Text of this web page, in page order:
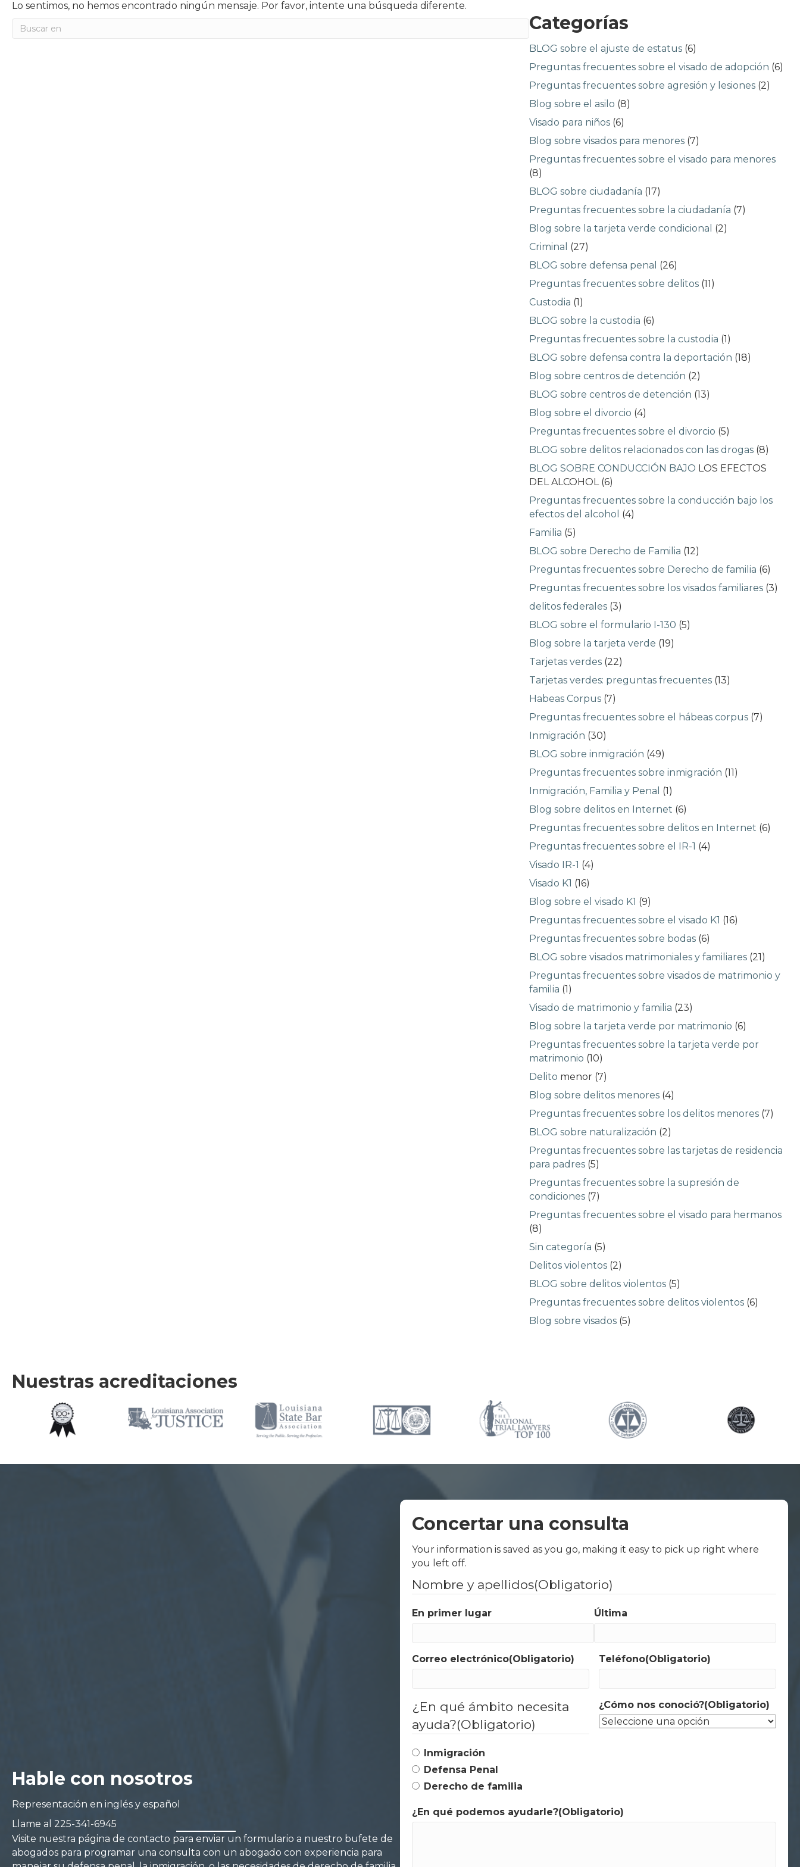
Lo sentimos, no hemos encontrado ningún mensaje. Por favor, intente una búsqueda diferente.
Categorías
BLOG sobre el ajuste de estatus (6)
Preguntas frecuentes sobre el visado de adopción (6)
Preguntas frecuentes sobre agresión y lesiones (2)
Blog sobre el asilo (8)
Visado para niños (6)
Blog sobre visados para menores (7)
Preguntas frecuentes sobre el visado para menores
(8)
BLOG sobre ciudadanía (17)
Preguntas frecuentes sobre la ciudadanía (7)
Blog sobre la tarjeta verde condicional (2)
Criminal (27)
BLOG sobre defensa penal (26)
Preguntas frecuentes sobre delitos (11)
Custodia (1)
BLOG sobre la custodia (6)
Preguntas frecuentes sobre la custodia (1)
BLOG sobre defensa contra la deportación (18)
Blog sobre centros de detención (2)
BLOG sobre centros de detención (13)
Blog sobre el divorcio (4)
Preguntas frecuentes sobre el divorcio (5)
BLOG sobre delitos relacionados con las drogas (8)
BLOG SOBRE CONDUCCIÓN BAJO LOS EFECTOS
DEL ALCOHOL (6)
Preguntas frecuentes sobre la conducción bajo los
efectos del alcohol (4)
Familia (5)
BLOG sobre Derecho de Familia (12)
Preguntas frecuentes sobre Derecho de familia (6)
Preguntas frecuentes sobre los visados familiares (3)
delitos federales (3)
BLOG sobre el formulario I-130 (5)
Blog sobre la tarjeta verde (19)
Tarjetas verdes (22)
Tarjetas verdes: preguntas frecuentes (13)
Habeas Corpus (7)
Preguntas frecuentes sobre el hábeas corpus (7)
Inmigración (30)
BLOG sobre inmigración (49)
Preguntas frecuentes sobre inmigración (11)
Inmigración, Familia y Penal (1)
Blog sobre delitos en Internet (6)
Preguntas frecuentes sobre delitos en Internet (6)
Preguntas frecuentes sobre el IR-1 (4)
Visado IR-1 (4)
Visado K1 (16)
Blog sobre el visado K1 (9)
Preguntas frecuentes sobre el visado K1 (16)
Preguntas frecuentes sobre bodas (6)
BLOG sobre visados matrimoniales y familiares (21)
Preguntas frecuentes sobre visados de matrimonio y
familia (1)
Visado de matrimonio y familia (23)
Blog sobre la tarjeta verde por matrimonio (6)
Preguntas frecuentes sobre la tarjeta verde por
matrimonio (10)
Delito menor (7)
Blog sobre delitos menores (4)
Preguntas frecuentes sobre los delitos menores (7)
BLOG sobre naturalización (2)
Preguntas frecuentes sobre las tarjetas de residencia
para padres (5)
Preguntas frecuentes sobre la supresión de
condiciones (7)
Preguntas frecuentes sobre el visado para hermanos
(8)
Sin categoría (5)
Delitos violentos (2)
BLOG sobre delitos violentos (5)
Preguntas frecuentes sobre delitos violentos (6)
Blog sobre visados (5)
Nuestras acreditaciones
Hable con nosotros
Representación en inglés y español
Llame al 225-341-6945
Visite nuestra página de contacto para enviar un formulario a nuestro bufete de
abogados para programar una consulta con un abogado con experiencia para
Concertar una consulta
Your information is saved as you go, making it easy to pick up right where
you left off.
Nombre y apellidos(Obligatorio)
En primer lugar Última
Correo electrónico(Obligatorio) Teléfono(Obligatorio)
¿En qué ámbito necesita
ayuda?(Obligatorio)
Inmigración
Defensa Penal
Derecho de familia
¿Cómo nos conoció?(Obligatorio)
¿En qué podemos ayudarle?(Obligatorio)